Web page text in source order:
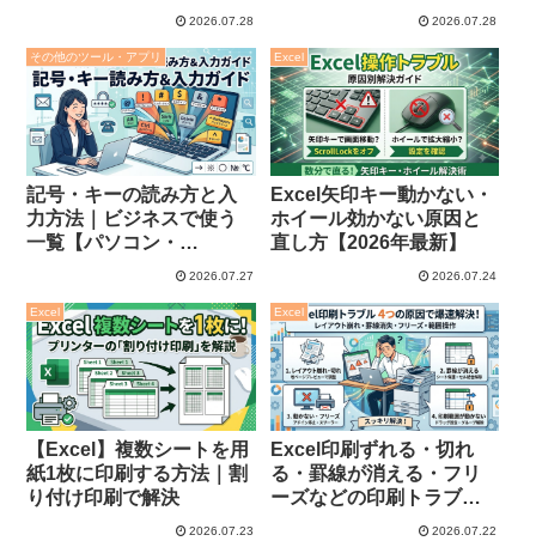
2026.07.28 2026.07.28
その他のツール・アプリ
記号・キーの読み方と入
力方法｜ビジネスで使う
一覧【パソコン・
2026.07.27
Excel
Excel矢印キー動かない・
ホイール効かない原因と
直し方【2026年最新】
2026.07.24
Excel
【Excel】複数シートを用
紙1枚に印刷する方法｜割
り付け印刷で解決
2026.07.23
Excel
Excel印刷ずれる・切れ
る・罫線が消える・フリ
ーズなどの印刷トラブル
2026.07.22